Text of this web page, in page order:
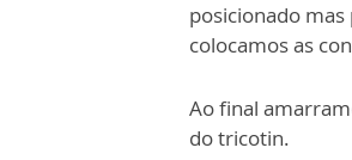
posicionado mas
colocamos as
Ao final
do tricotin.